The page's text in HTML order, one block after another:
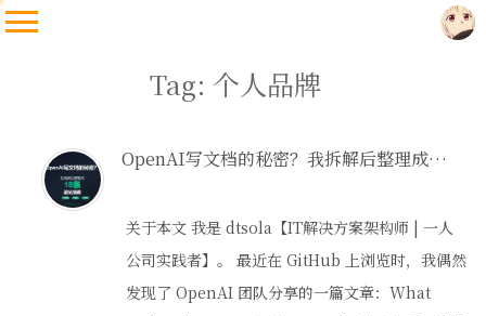
Tag: 个人品牌
OpenAI写文档的秘密？我拆解后整理成18条避坑指南
关于本文 我是 dtsola【IT解决方案架构师 | 一人
公司实践者】。 最近在 GitHub 上浏览时，我偶然
发现了 OpenAI 团队分享的一篇文章：What